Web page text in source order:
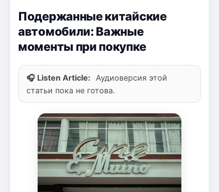
Подержанные китайские
автомобили: Важные
моменты при покупке
🎧 Listen Article:
Аудиоверсия этой
статьи пока не готова.